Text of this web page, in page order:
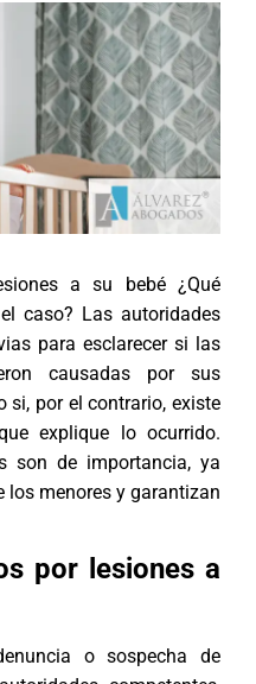
a su bebé ¿Qué
caso? Las autoridades
para esclarecer si las
causadas por sus
si, por el contrario, existe
explique lo ocurrido.
son de importancia, ya
los menores y garantizan
por lesiones a
o sospecha de